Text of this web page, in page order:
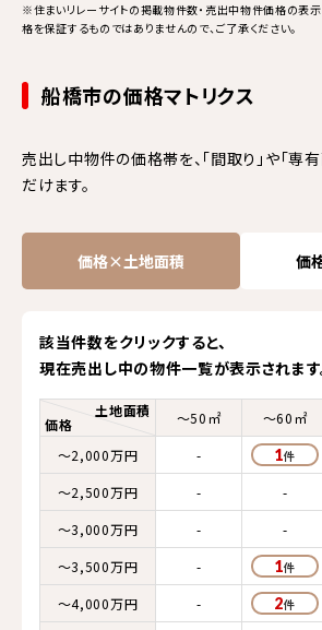
※住まいリレーサイトの掲載物件数・売出中物件価格の表
格を保証するものではありませんので、ご了承ください。
船橋市の価格マトリクス
売出し中物件の価格帯を、「間取り」や「専
だけます。
価格×土地面積 価
該当件数をクリックすると、
現在売出し中の物件一覧が表示されます
価格
土地面積 ～50㎡ ～60㎡
～2,000万円
- 1
～2,500万円
- -
～3,000万円
- -
～3,500万円
- 1
～4,000万円
- 2